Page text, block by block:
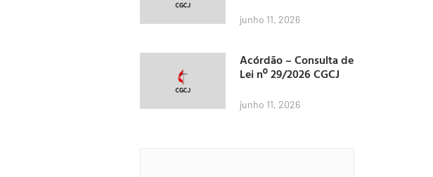
junho 11, 2026
Acórdão – Consulta de
Lei nº 29/2026 CGCJ
junho 11, 2026